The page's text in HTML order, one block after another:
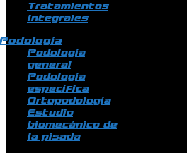
Tratamientos
integrales
Podología
general
Podología
específica
Ortopodología
Estudio
biomecánico de
la pisada